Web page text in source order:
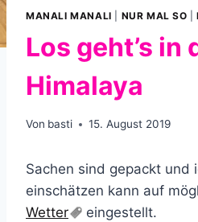
MANALI MANALI NUR MAL SO |
Los geht’s in
Himalaya
Von basti 15. August 2019
Sachen sind gepackt und
einschätzen kann auf
Wetter
eingestellt.